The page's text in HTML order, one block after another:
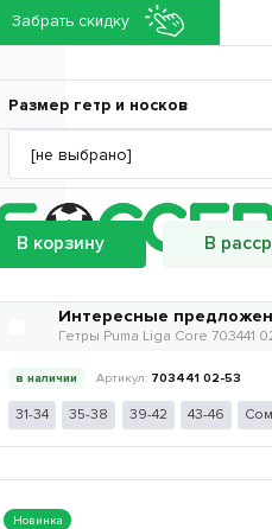
Забрать скидку
Размер гетр и носков
В корзину В
Интересные
Гетры Puma Liga Core 703441
в наличии 703441 02-53
31-34 35-38 39-42 43-46
Новинка